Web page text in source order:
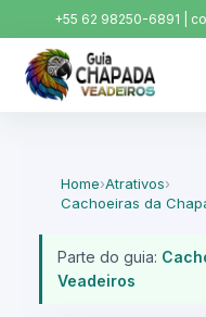
+55 62 98250-6891 |
Home›Atrativos›
Cachoeiras da
Parte do guia:
Veadeiros